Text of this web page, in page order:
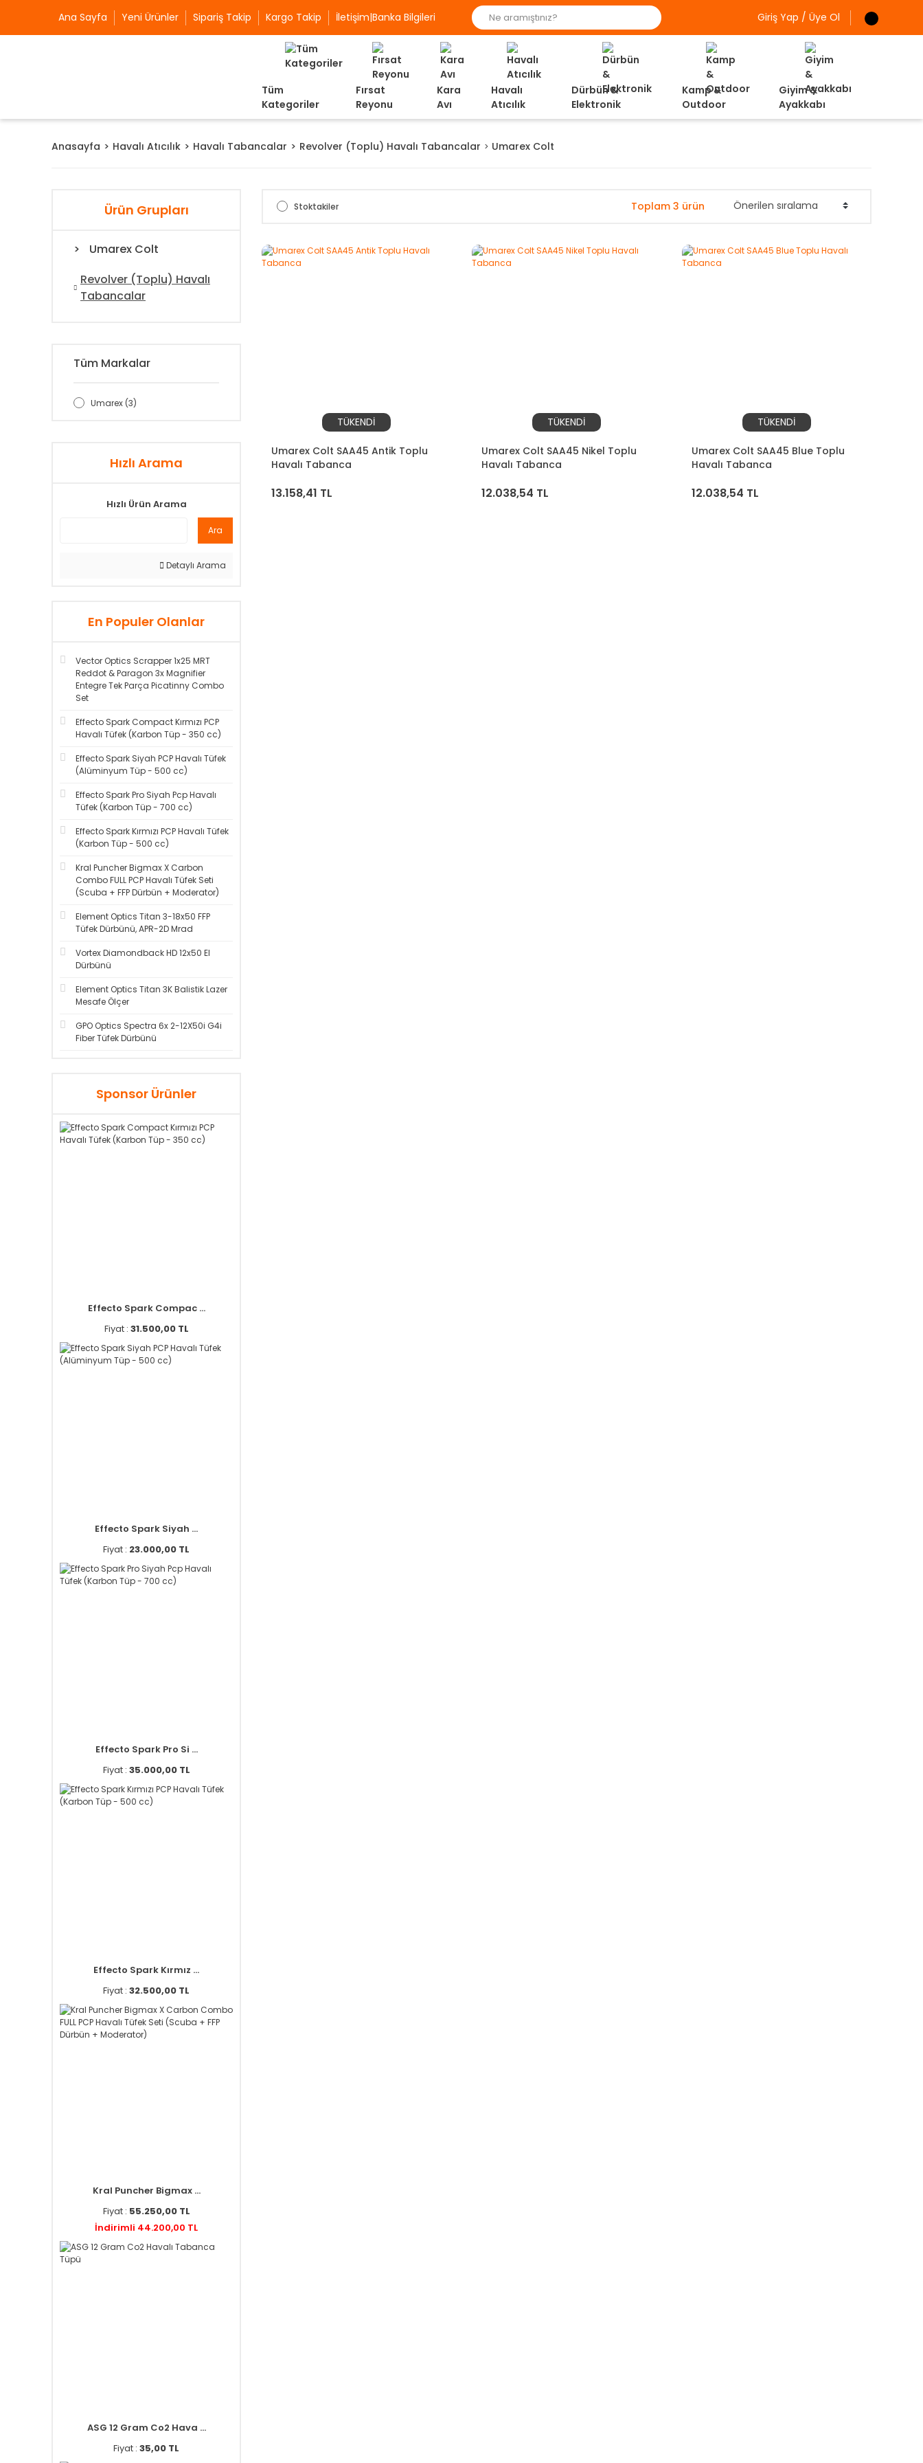
Ana Sayfa Yeni Ürünler Sipariş Takip Kargo Takip İletişim|Banka Bilgileri Giriş Yap / Üye Ol
Tüm
Kategoriler
Fırsat
Reyonu
Kara
Avı
Havalı
Atıcılık
Dürbün &
Elektronik
Kamp &
Outdoor
Giyim &
Ayakkabı
Anasayfa Havalı Atıcılık Havalı Tabancalar Revolver (Toplu) Havalı Tabancalar Umarex Colt
Ürün Grupları
Umarex Colt
Revolver (Toplu) Havalı
Tabancalar
Tüm Markalar
Umarex (3)
Hızlı Arama
Hızlı Ürün Arama
Ara
Detaylı Arama
En Populer Olanlar
Vector Optics Scrapper 1x25 MRT
Reddot & Paragon 3x Magnifier
Entegre Tek Parça Picatinny Combo
Set
Effecto Spark Compact Kırmızı PCP
Havalı Tüfek (Karbon Tüp - 350 cc)
Effecto Spark Siyah PCP Havalı Tüfek
(Alüminyum Tüp - 500 cc)
Effecto Spark Pro Siyah Pcp Havalı
Tüfek (Karbon Tüp - 700 cc)
Effecto Spark Kırmızı PCP Havalı Tüfek
(Karbon Tüp - 500 cc)
Kral Puncher Bigmax X Carbon
Combo FULL PCP Havalı Tüfek Seti
(Scuba + FFP Dürbün + Moderator)
Element Optics Titan 3-18x50 FFP
Tüfek Dürbünü, APR-2D Mrad
Vortex Diamondback HD 12x50 El
Dürbünü
Element Optics Titan 3K Balistik Lazer
Mesafe Ölçer
GPO Optics Spectra 6x 2-12X50i G4i
Fiber Tüfek Dürbünü
Sponsor Ürünler
Effecto Spark Compac ...
Fiyat : 31.500,00 TL
Effecto Spark Siyah ...
Fiyat : 23.000,00 TL
Effecto Spark Pro Si ...
Fiyat : 35.000,00 TL
Effecto Spark Kırmız ...
Fiyat : 32.500,00 TL
Kral Puncher Bigmax ...
Fiyat : 55.250,00 TL
İndirimli 44.200,00 TL
ASG 12 Gram Co2 Hava ...
Fiyat : 35,00 TL
Stoktakiler Toplam 3 ürün
TÜKENDİ
Umarex Colt SAA45 Antik Toplu
Havalı Tabanca
13.158,41 TL
TÜKENDİ
Umarex Colt SAA45 Nikel Toplu
Havalı Tabanca
12.038,54 TL
TÜKENDİ
Umarex Colt SAA45 Blue Toplu
Havalı Tabanca
12.038,54 TL